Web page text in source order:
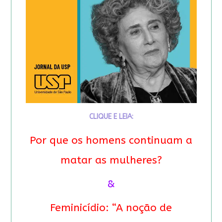
CLIQUE E LEIA:
Por que os homens continuam a
matar as mulheres?
&
Feminicídio: “A noção de